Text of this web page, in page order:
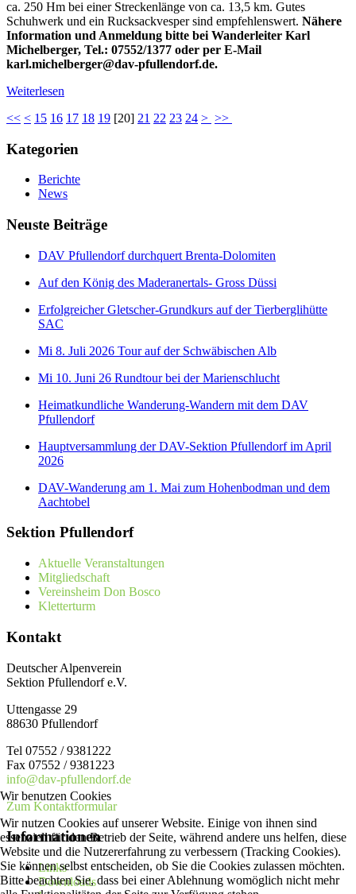
ca. 250 Hm bei einer Streckenlänge von ca. 13,5 km. Gutes
Schuhwerk und ein Rucksackvesper sind empfehlenswert. Nähere
Information und Anmeldung bitte bei Wanderleiter Karl
Michelberger, Tel.: 07552/1377 oder per E-Mail
karl.michelberger@dav-pfullendorf.de.
Weiterlesen
<< < 15 16 17 18 19 [20] 21 22 23 24 > >>
Kategorien
Berichte
News
Neuste Beiträge
DAV Pfullendorf durchquert Brenta-Dolomiten
Auf den König des Maderanertals- Gross Düssi
Erfolgreicher Gletscher-Grundkurs auf der Tierberglihütte
SAC
Mi 8. Juli 2026 Tour auf der Schwäbischen Alb
Mi 10. Juni 26 Rundtour bei der Marienschlucht
Heimatkundliche Wanderung-Wandern mit dem DAV
Pfullendorf
Hauptversammlung der DAV-Sektion Pfullendorf im April
2026
DAV-Wanderung am 1. Mai zum Hohenbodman und dem
Aachtobel
Sektion Pfullendorf
Aktuelle Veranstaltungen
Mitgliedschaft
Vereinsheim Don Bosco
Kletterturm
Kontakt
Deutscher Alpenverein
Sektion Pfullendorf e.V.
Uttengasse 29
88630 Pfullendorf
Tel 07552 / 9381222
Fax 07552 / 9381223
info@dav-pfullendorf.de
Zum Kontaktformular
Informationen
Links
Downloads
Wir benutzen Cookies
Wir nutzen Cookies auf unserer Website. Einige von ihnen sind
essenziell für den Betrieb der Seite, während andere uns helfen, diese
Website und die Nutzererfahrung zu verbessern (Tracking Cookies).
Sie können selbst entscheiden, ob Sie die Cookies zulassen möchten.
Bitte beachten Sie, dass bei einer Ablehnung womöglich nicht mehr